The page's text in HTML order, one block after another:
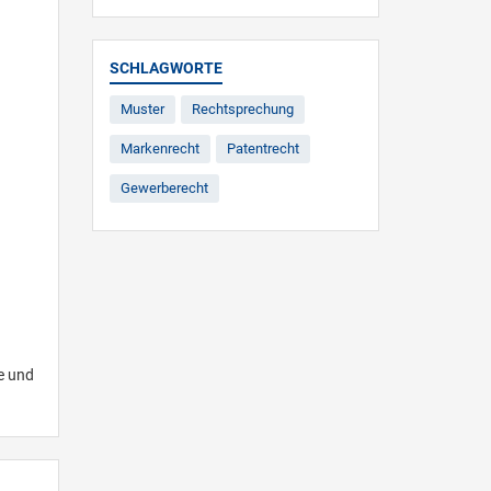
und
SCHLAGWORTE
Muster Rechtsprechung
Markenrecht Patentrecht
Gewerberecht